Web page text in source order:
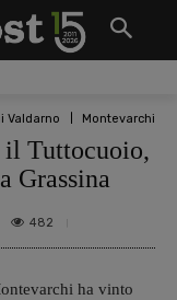
Valdarno Montevarchi
il Tuttocuoio,
Grassina
482
ha vinto